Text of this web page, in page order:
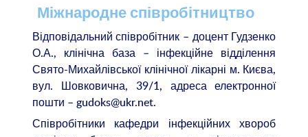
Міжнародне співробітництво
Відповідальний співробітник – доцент Гудзенко
О.А., клінічна база – інфекційне відділення
Свято-Михайлівськоїклінічної лікарні м. Києва,
вул. Шовковична, 39/1, адреса електронної
пошти – gudoks@ukr.net.
Співробітники кафедри інфекційних хвороб